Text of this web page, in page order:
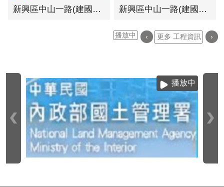
新興區中山一路(建國路至民生路)人行環境改善工程-六合路至民生路段(A) 新興區中山一路(建國路至民生路)人行環境改善工程-建國路至六合路段
播放中 ‹ 更多 工程資訊 ›
播放中